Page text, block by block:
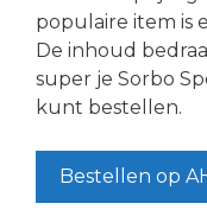
populaire item is
De inhoud
super je Sorbo
kunt bestellen.
Bestellen op